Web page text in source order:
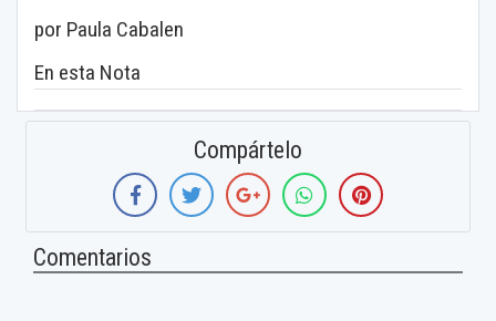
por Paula Cabalen
En esta Nota
Compártelo
Comentarios